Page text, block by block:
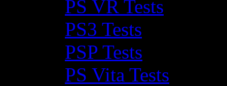
PS VR Tests
PS3 Tests
PSP Tests
PS Vita Tests